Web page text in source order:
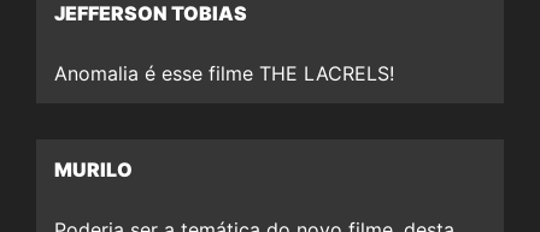
JEFFERSON TOBIAS
Anomalia é esse filme THE LACRELS!
MURILO